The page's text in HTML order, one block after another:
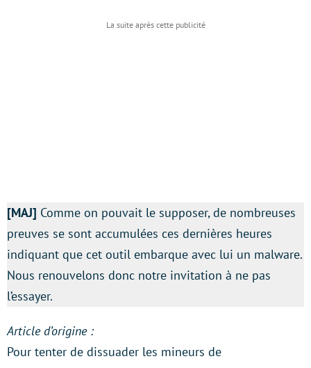
[MAJ] Comme on pouvait le supposer, de nombreuses
preuves se sont accumulées ces dernières heures
indiquant que cet outil embarque avec lui un malware.
Nous renouvelons donc notre invitation à ne pas
l’essayer.
Article d’origine :
Pour tenter de dissuader les mineurs de